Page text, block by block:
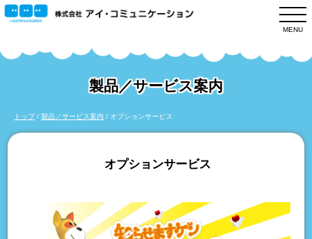
このページの本文へ
MENU
製品／サービス案内
現
在
トップ/ 製品／サービス案内 / オプションサービス
オプションサービス